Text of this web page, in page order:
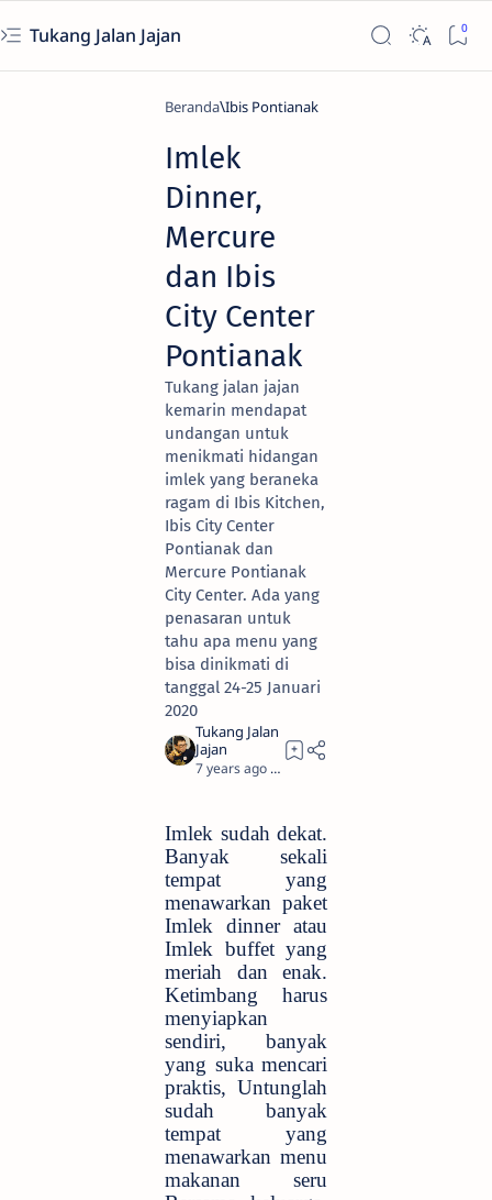
Tukang Jalan Jajan
Beranda Ibis Pontianak
Imlek
Dinner,
Mercure
dan Ibis
City Center
Pontianak
Tukang jalan jajan
kemarin mendapat
undangan untuk
menikmati hidangan
imlek yang beraneka
ragam di Ibis Kitchen,
Ibis City Center
Pontianak dan
Mercure Pontianak
City Center. Ada yang
penasaran untuk
tahu apa menu yang
bisa dinikmati di
tanggal 24-25 Januari
2020
7 years ago 5
Imlek sudah dekat.
Banyak sekali
tempat yang
menawarkan paket
Imlek dinner atau
Imlek buffet yang
meriah dan enak.
Ketimbang harus
menyiapkan
sendiri, banyak
yang suka mencari
praktis, Untunglah
sudah banyak
tempat yang
menawarkan menu
makanan seru